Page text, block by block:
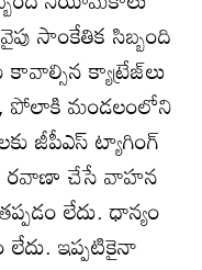
సాంకేతిక సిబ్బంది
కావాల్సిన క్యాట్రేజ్‌లు
పోలాకి మండలంలోని
జీపీఎస్‌ ట్యాగింగ్‌
రవాణా చేసే వాహన
లేదు. ధాన్యం
లేదు. ఇప్పటికైనా